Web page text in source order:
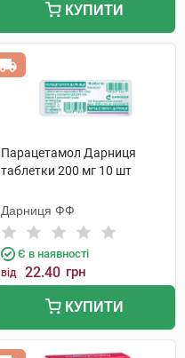
КУПИТИ
Парацетамол Дарниця
таблетки 200 мг 10 шт
Дарниця ФФ
Є в наявності
від 22.40 грн
КУПИТИ